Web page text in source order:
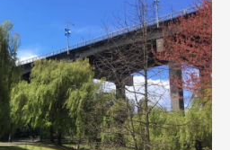
門 遊學團
教育學區